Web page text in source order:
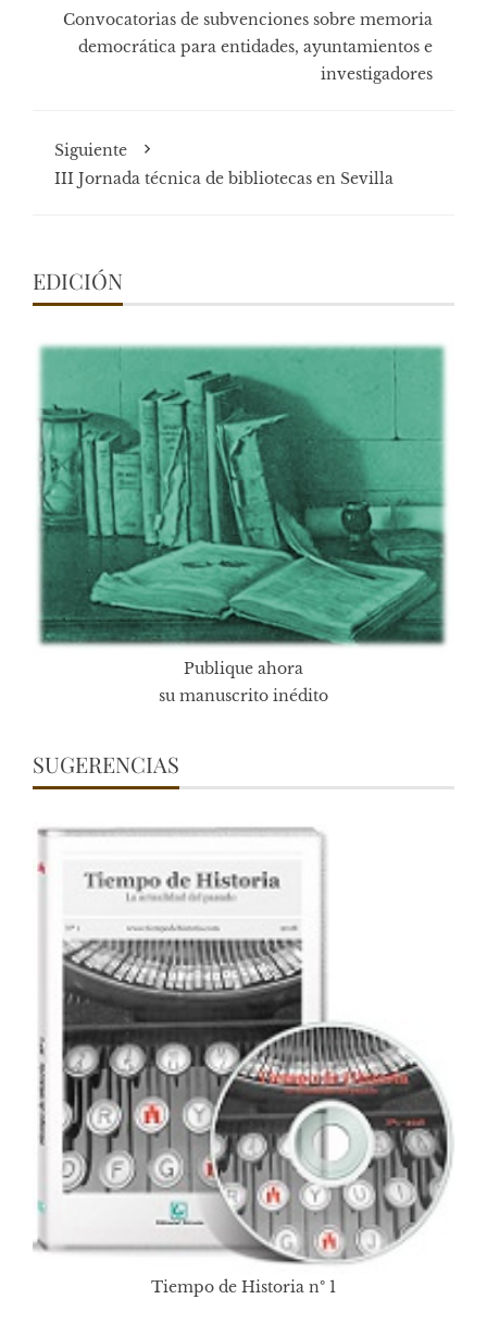
Convocatorias de subvenciones sobre memoria
democrática para entidades, ayuntamientos e
investigadores
Siguiente
III Jornada técnica de bibliotecas en Sevilla
EDICIÓN
Publique ahora
su manuscrito inédito
SUGERENCIAS
Tiempo de Historia nº 1